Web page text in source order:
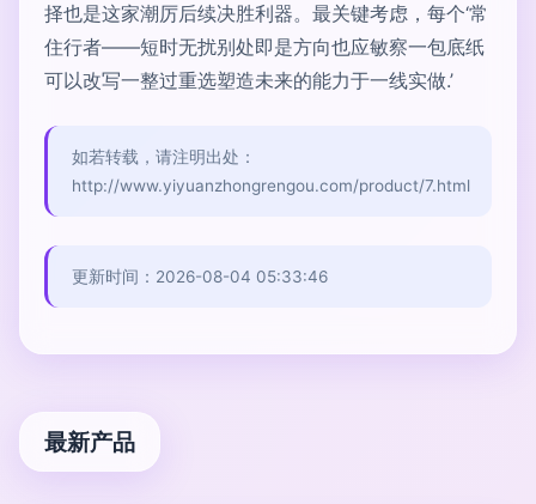
择也是这家潮厉后续决胜利器。最关键考虑，每个‘常
住行者——短时无扰别处即是方向也应敏察一包底纸
可以改写一整过重选塑造未来的能力于一线实做.’
如若转载，请注明出处：
http://www.yiyuanzhongrengou.com/product/7.html
更新时间：2026-08-04 05:33:46
最新产品